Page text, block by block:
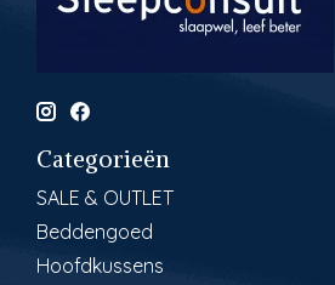
Categorieën
SALE & OUTLET
Beddengoed
Hoofdkussens